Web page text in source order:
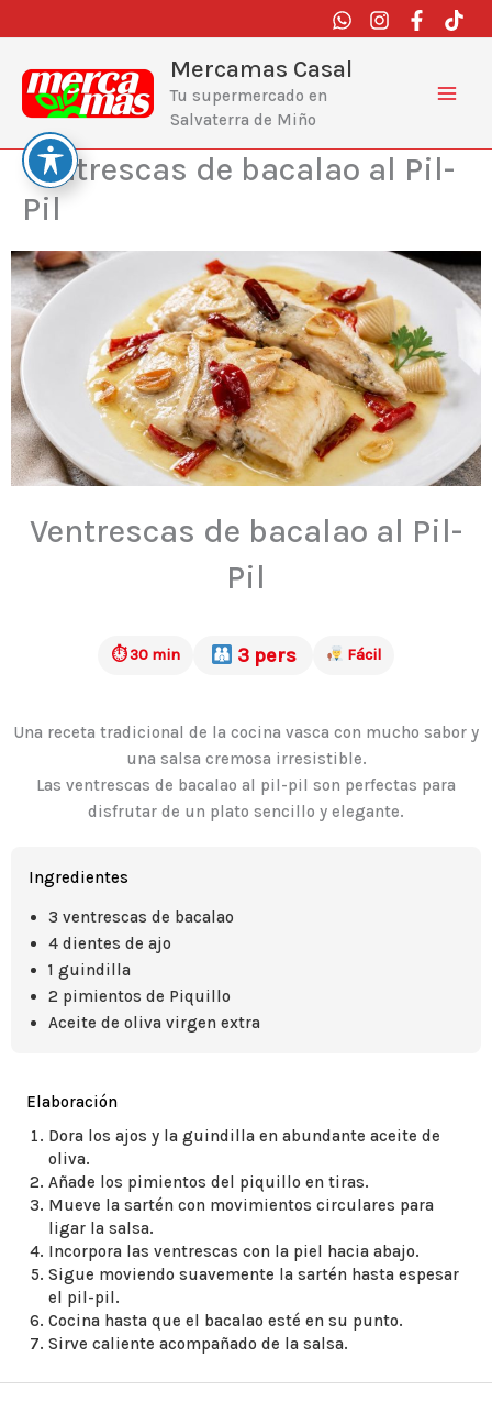
al
contenido
Mercamas Casal
Tu supermercado en
Salvaterra de Miño
Ventrescas de bacalao al Pil-
Pil
Ventrescas de bacalao al Pil-
Pil
⏱ 30 min 3 pers Fácil
Una receta tradicional de la cocina vasca con mucho sabor y
una salsa cremosa irresistible.
Las ventrescas de bacalao al pil-pil son perfectas para
disfrutar de un plato sencillo y elegante.
Ingredientes
3 ventrescas de bacalao
4 dientes de ajo
1 guindilla
2 pimientos de Piquillo
Aceite de oliva virgen extra
Elaboración
Dora los ajos y la guindilla en abundante aceite de
oliva.
Añade los pimientos del piquillo en tiras.
Mueve la sartén con movimientos circulares para
ligar la salsa.
Incorpora las ventrescas con la piel hacia abajo.
Sigue moviendo suavemente la sartén hasta espesar
el pil-pil.
Cocina hasta que el bacalao esté en su punto.
Sirve caliente acompañado de la salsa.